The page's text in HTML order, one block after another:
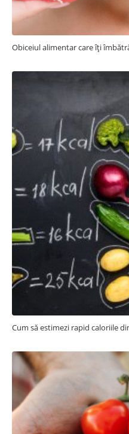
Obiceiul alimentar care îți
Cum să estimezi rapid caloriile